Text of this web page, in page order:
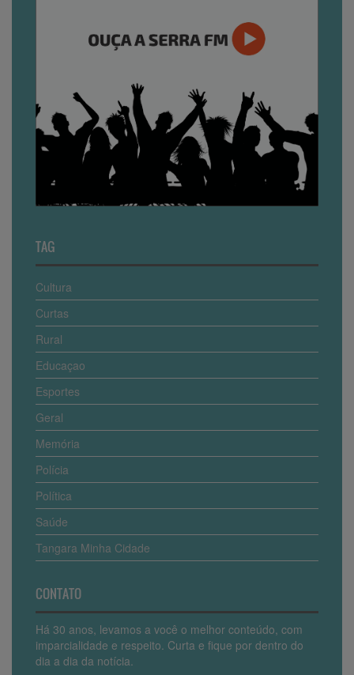
TAG
Cultura
Curtas
Rural
Educaçao
Esportes
Geral
Memória
Polícia
Política
Saúde
Tangara Minha Cidade
CONTATO
Há 30 anos, levamos a você o melhor conteúdo, com
imparcialidade e respeito. Curta e fique por dentro do
dia a dia da notícia.